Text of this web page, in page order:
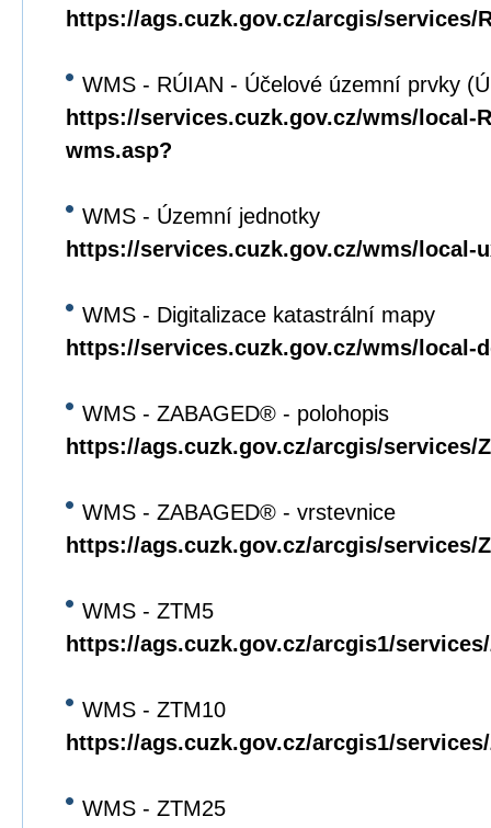
https://ags.cuzk.gov.cz/arcgis/services/
WMS - RÚIAN - Účelové územní prvky
https://services.cuzk.gov.cz/wms/local-
wms.asp?
WMS - Územní jednotky
https://services.cuzk.gov.cz/wms/local-
WMS - Digitalizace katastrální mapy
https://services.cuzk.gov.cz/wms/local-
WMS - ZABAGED® - polohopis
https://ags.cuzk.gov.cz/arcgis/services/
WMS - ZABAGED® - vrstevnice
https://ags.cuzk.gov.cz/arcgis/services/
WMS - ZTM5
https://ags.cuzk.gov.cz/arcgis1/
WMS - ZTM10
https://ags.cuzk.gov.cz/arcgis1/
WMS - ZTM25